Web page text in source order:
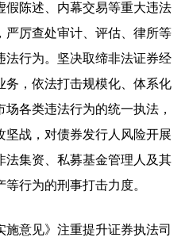
假陈述、内幕交易等重大违法
严厉查处审计、评估、律所等
法行为。坚决取缔非法证券经
务，依法打击规模化、体系化
各类违法行为的统一执法，
战，对债券发行人风险开展
法集资、私募基金管理人及其
行为的刑事打击力度。
意见》注重提升证券执法司